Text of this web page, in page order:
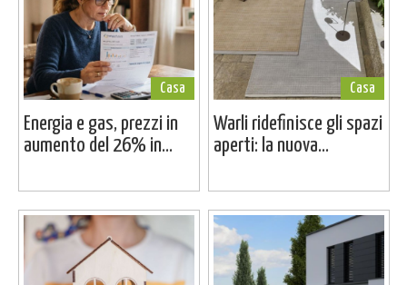
Casa
Energia e gas, prezzi in
aumento del 26% in...
Casa
Warli ridefinisce gli spazi
aperti: la nuova...